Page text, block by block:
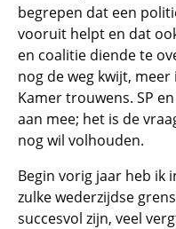
begrepen dat een
vooruit helpt en dat
en coalitie diende te
nog de weg kwijt,
Kamer trouwens. SP
aan mee; het is de
nog wil volhouden.
Begin vorig jaar heb ik
zulke wederzijdse
succesvol zijn, veel